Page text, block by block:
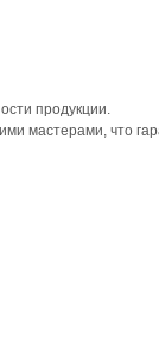
продукции.
мастерами, что